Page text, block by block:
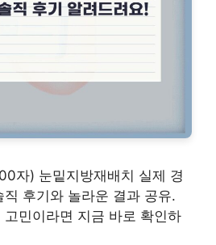
자) 눈밑지방재배치 실제 경
후기와 놀라운 결과 공유.
민이라면 지금 바로 확인하